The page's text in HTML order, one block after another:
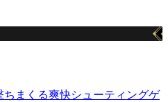
ちまくる爽快シューティングゲ